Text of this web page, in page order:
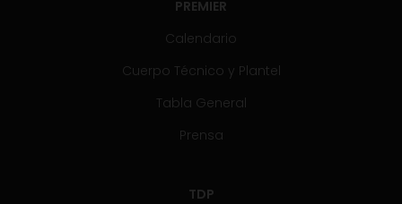
PREMIER
Calendario
Cuerpo Técnico y Plantel
Tabla General
Prensa
TDP